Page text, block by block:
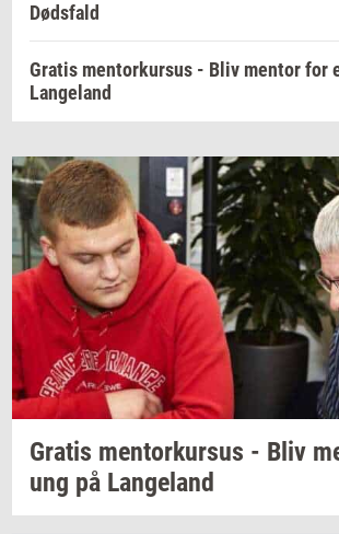
Dødsfald
Gratis mentorkursus - Bliv mentor for
Langeland
Gra­tis men­tor­kur­sus - Bliv
ung på Lan­geland